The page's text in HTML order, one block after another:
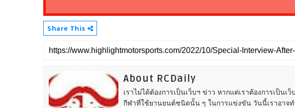
Share This
About RCDaily
เราไม่ได้ต้องการเป็นเว็บฯ ข่าว หากแต่เราต้องการเป็น
กีฬาที่ใช้ยานยนต์ชนิดนั้น ๆ ในการแข่งขัน วันนี้เราอาจท